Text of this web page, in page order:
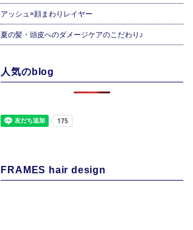
アッシュ×顔まわりレイヤー
夏の髪・頭皮へのダメージケアのこだわり♪
人気のblog
FRAMES hair design